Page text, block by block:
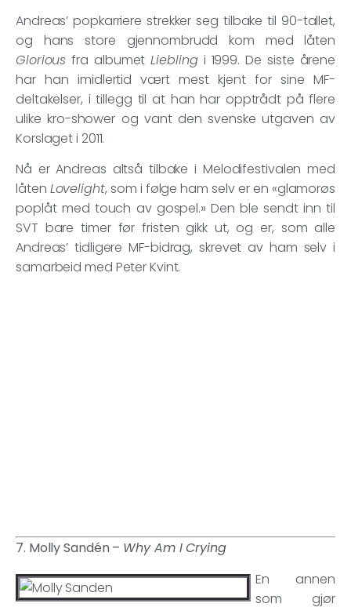
Andreas’ popkarriere strekker seg tilbake til 90-tallet,
og hans store gjennombrudd kom med låten
Glorious fra albumetLieblingi 1999. De siste årene
har han imidlertid vært mest kjent for sine MF-
deltakelser, i tillegg til at han har opptrådt på flere
ulike kro-shower og vant den svenske utgaven av
Korslaget i 2011.
Nå er Andreas altså tilbake i Melodifestivalen med
låten Lovelight, som i følge ham selv er en «glamorøs
poplåt med touch av gospel.» Den ble sendt inn til
SVT bare timer før fristen gikk ut, og er, som alle
Andreas’ tidligere MF-bidrag, skrevet av ham selv i
samarbeid med Peter Kvint.
7. Molly Sandén – Why Am I Crying
En annen
som gjør